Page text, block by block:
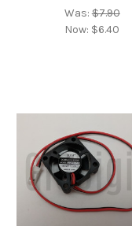
Was:$7.90
Now: $6.40